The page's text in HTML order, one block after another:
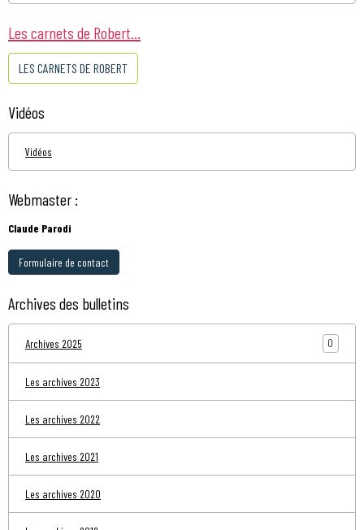
Les carnets de Robert...
LES CARNETS DE ROBERT
Vidéos
Vidéos
Webmaster :
Claude Parodi
Formulaire de contact
Archives des bulletins
Archives 2025 0
Les archives 2023
Les archives 2022
Les archives 2021
Les archives 2020